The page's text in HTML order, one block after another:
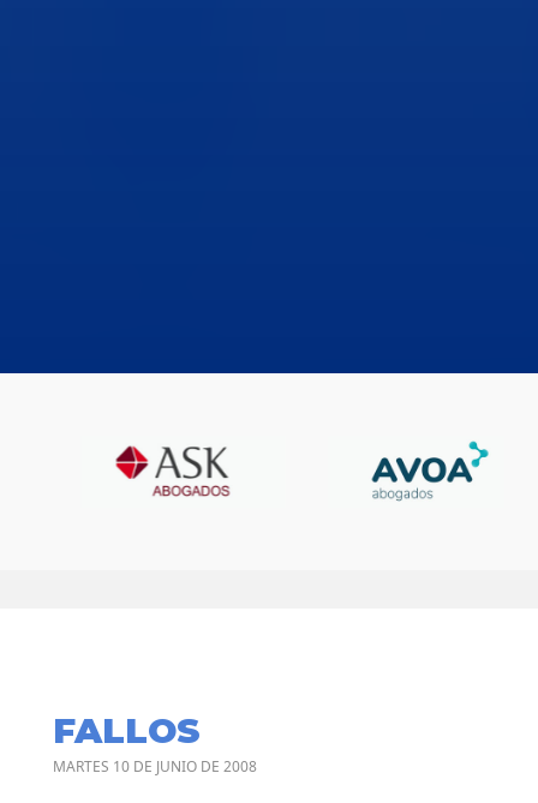
FALLOS
MARTES 10 DE JUNIO DE 2008